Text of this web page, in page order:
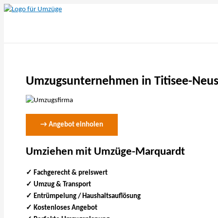
Zum
Umzugsunternehmen in Titisee-
→ Angebot einholen
Umziehen mit Umzüge-Marquardt
✓ Fachgerecht & preiswert
✓ Umzug & Transport
✓ Entrümpelung / Haushaltsauflösung
✓ Kostenloses Angebot